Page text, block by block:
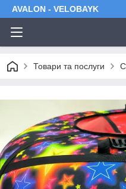
AVALON - VELOBAYK
Товари та послуги